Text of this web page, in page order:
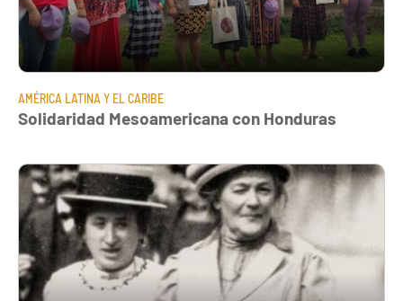
AMÉRICA LATINA Y EL CARIBE
Solidaridad Mesoamericana con Honduras